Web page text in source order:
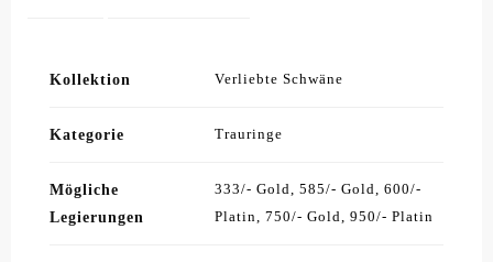
Kollektion Verliebte Schwäne
Kategorie Trauringe
Mögliche
Legierungen
333/- Gold, 585/- Gold, 600/-
Platin, 750/- Gold, 950/- Platin